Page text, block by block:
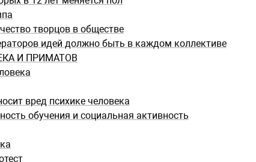
творцов в обществе
идей должно быть в каждом коллективе
И ПРИМАТОВ
вред психике человека
обучения и социальная активность